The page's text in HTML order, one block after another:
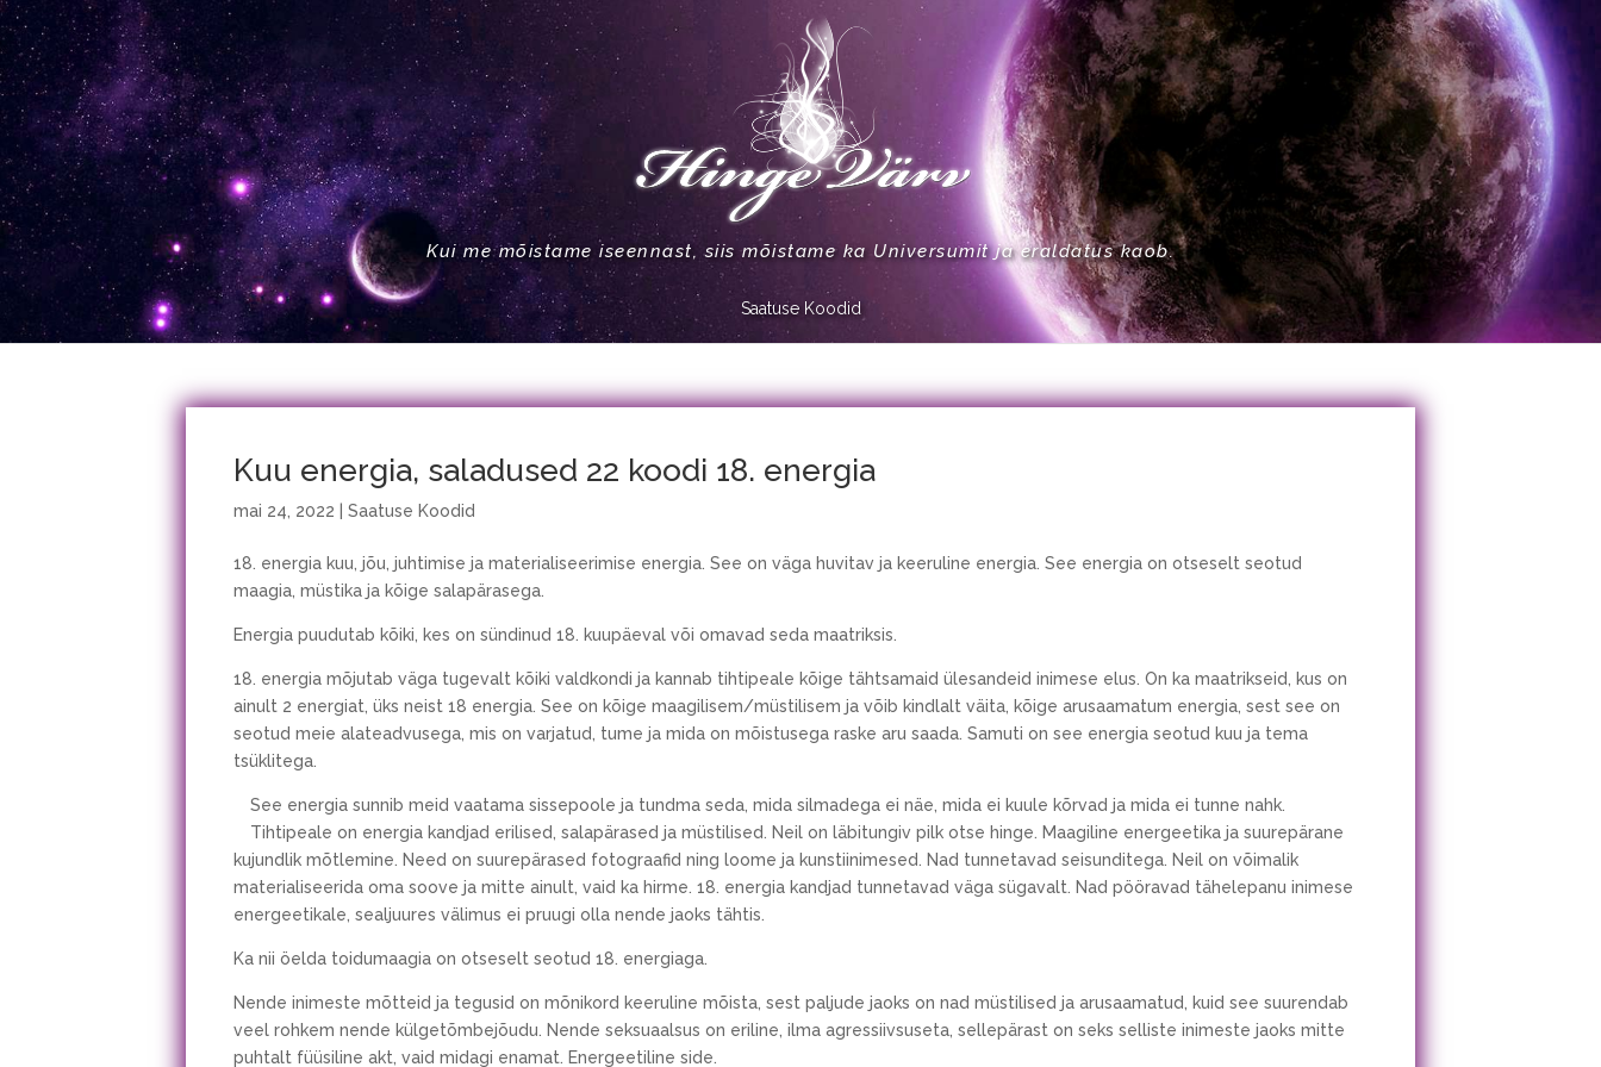
Kui me mõistame iseennast, siis mõistame ka Universumit ja eraldatus kaob.
Saatuse Koodid
Kuu energia, saladused 22 koodi 18. energia
mai 24, 2022 Saatuse Koodid
18. energia kuu, jõu, juhtimise ja materialiseerimise energia. See on väga huvitav ja keeruline energia. See energia on otseselt seotud
maagia, müstika ja kõige salapärasega.
Energia puudutab kõiki, kes on sündinud 18. kuupäeval või omavad seda maatriksis.
18. energia mõjutab väga tugevalt kõiki valdkondi ja kannab tihtipeale kõige tähtsamaid ülesandeid inimese elus. On ka maatrikseid, kus on
ainult 2 energiat, üks neist 18 energia. See on kõige maagilisem/müstilisem ja võib kindlalt väita, kõige arusaamatum energia, sest see on
seotud meie alateadvusega, mis on varjatud, tume ja mida on mõistusega raske aru saada. Samuti on see energia seotud kuu ja tema
tsüklitega.
See energia sunnib meid vaatama sissepoole ja tundma seda, mida silmadega ei näe, mida ei kuule kõrvad ja mida ei tunne nahk.
Tihtipeale on energia kandjad erilised, salapärased ja müstilised. Neil on läbitungiv pilk otse hinge. Maagiline energeetika ja suurepärane
kujundlik mõtlemine. Need on suurepärased fotograafid ning loome ja kunstiinimesed. Nad tunnetavad seisunditega. Neil on võimalik
materialiseerida oma soove ja mitte ainult, vaid ka hirme. 18. energia kandjad tunnetavad väga sügavalt. Nad pööravad tähelepanu inimese
energeetikale, sealjuures välimus ei pruugi olla nende jaoks tähtis.
Ka nii öelda toidumaagia on otseselt seotud 18. energiaga.
Nende inimeste mõtteid ja tegusid on mõnikord keeruline mõista, sest paljude jaoks on nad müstilised ja arusaamatud, kuid see suurendab
veel rohkem nende külgetõmbejõudu. Nende seksuaalsus on eriline, ilma agressiivsuseta, sellepärast on seks selliste inimeste jaoks mitte
puhtalt füüsiline akt, vaid midagi enamat. Energeetiline side.